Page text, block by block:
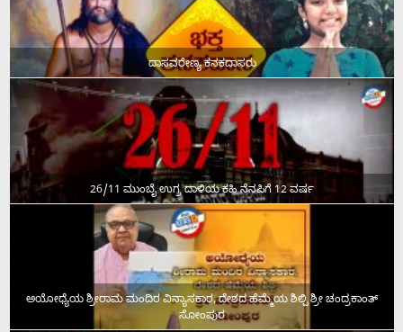
ದಾಸವರೇಣ್ಯ ಕನಕದಾಸರು
26/11 ಮುಂಬೈ ಉಗ್ರ ದಾಳಿಯ ಕಹಿ ನೆನಪಿಗೆ 12 ವರ್ಷ
ಅಯೋಧ್ಯೆಯ ಶ್ರೀರಾಮ ಮಂದಿರ ವಿನ್ಯಾಸಕಾರ, ದೇಶದ ಹೆಮ್ಮೆಯ ಶಿಲ್ಪಿ ಶ್ರೀ ಚಂದ್ರಕಾಂತ್‌
ಸೋಂಪುರ